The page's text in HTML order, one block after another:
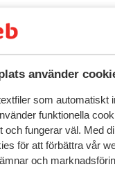
använder
som automatiskt
funktionella
och fungerar väl. Med
för att förbättra vår
och
deras